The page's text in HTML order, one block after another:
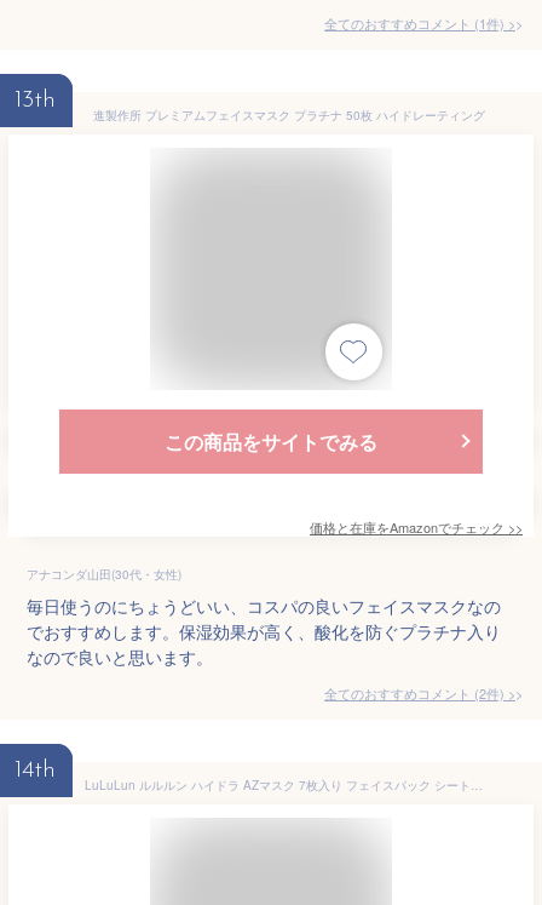
全てのおすすめコメント (1件) >
13th
進製作所 プレミアムフェイスマスク プラチナ 50枚 ハイドレーティング
この商品をサイトでみる
価格と在庫をAmazonでチェック >>
アナコンダ山田(30代・女性)
毎日使うのにちょうどいい、コスパの良いフェイスマスクなの
でおすすめします。保湿効果が高く、酸化を防ぐプラチナ入り
なので良いと思います。
全てのおすすめコメント (2件) >
14th
LuLuLun ルルルン ハイドラ AZマスク 7枚入り フェイスパック シートマスク